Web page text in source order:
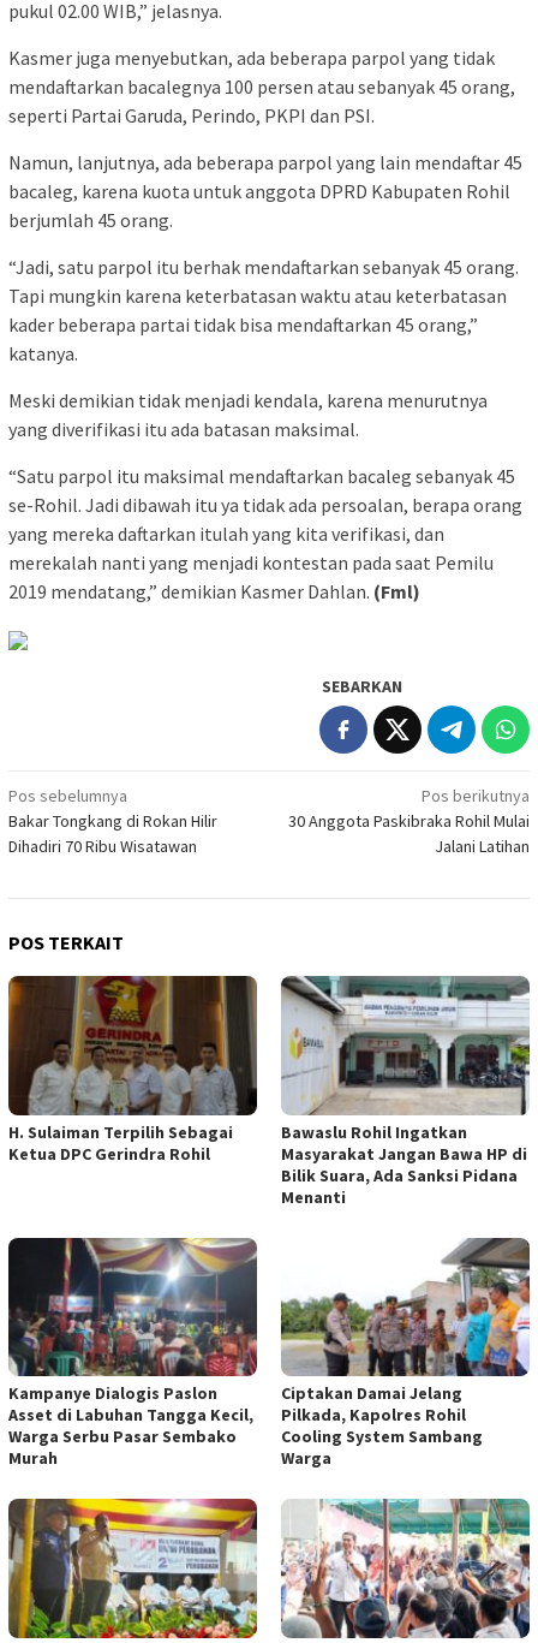
pukul 02.00 WIB,” jelasnya.
Kasmer juga menyebutkan, ada beberapa parpol yang tidak
mendaftarkan bacalegnya 100 persen atau sebanyak 45 orang,
seperti Partai Garuda, Perindo, PKPI dan PSI.
Namun, lanjutnya, ada beberapa parpol yang lain mendaftar 45
bacaleg, karena kuota untuk anggota DPRD Kabupaten Rohil
berjumlah 45 orang.
“Jadi, satu parpol itu berhak mendaftarkan sebanyak 45 orang.
Tapi mungkin karena keterbatasan waktu atau keterbatasan
kader beberapa partai tidak bisa mendaftarkan 45 orang,”
katanya.
Meski demikian tidak menjadi kendala, karena menurutnya
yang diverifikasi itu ada batasan maksimal.
“Satu parpol itu maksimal mendaftarkan bacaleg sebanyak 45
se-Rohil. Jadi dibawah itu ya tidak ada persoalan, berapa orang
yang mereka daftarkan itulah yang kita verifikasi, dan
merekalah nanti yang menjadi kontestan pada saat Pemilu
2019 mendatang,” demikian Kasmer Dahlan. (Fml)
SEBARKAN
Navigasi
pos
Pos sebelumnya
Bakar Tongkang di Rokan Hilir
Dihadiri 70 Ribu Wisatawan
Pos berikutnya
30 Anggota Paskibraka Rohil Mulai
Jalani Latihan
POS TERKAIT
H. Sulaiman Terpilih Sebagai
Ketua DPC Gerindra Rohil
Bawaslu Rohil Ingatkan
Masyarakat Jangan Bawa HP di
Bilik Suara, Ada Sanksi Pidana
Menanti
Kampanye Dialogis Paslon
Asset di Labuhan Tangga Kecil,
Warga Serbu Pasar Sembako
Murah
Ciptakan Damai Jelang
Pilkada, Kapolres Rohil
Cooling System Sambang
Warga